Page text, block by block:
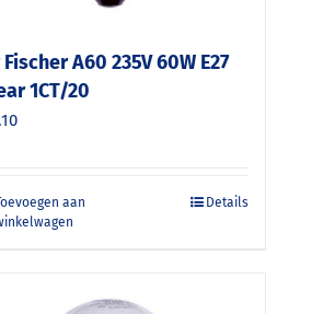
Fischer A60 235V 60W E27
1CT/20
aan
Details